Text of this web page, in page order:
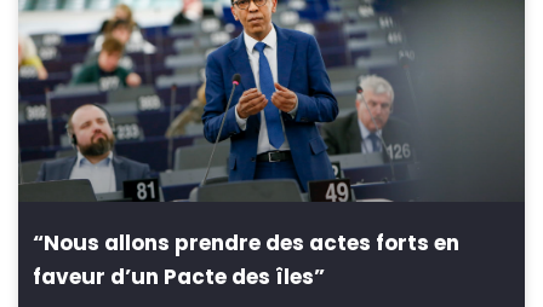
“Nous allons prendre des actes forts en
faveur d’un Pacte des îles”